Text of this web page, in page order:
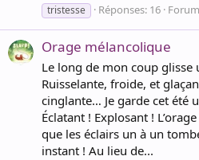
tristesse
Réponses: 16
Orage mélancolique
Le long de mon coup
Ruisselante, froide, et
cinglante… Je garde cet été
Éclatant ! Explosant !
que les éclairs un à un
instant ! Au lieu de...